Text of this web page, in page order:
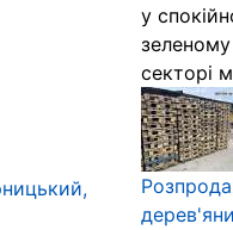
у
зеленому
секторі